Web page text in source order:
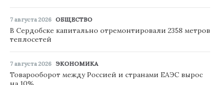
7 августа 2026 ОБЩЕСТВО
В Сердобске капитально отремонтировали 2358 метров
теплосетей
7 августа 2026 ЭКОНОМИКА
Товарооборот между Россией и странами ЕАЭС вырос